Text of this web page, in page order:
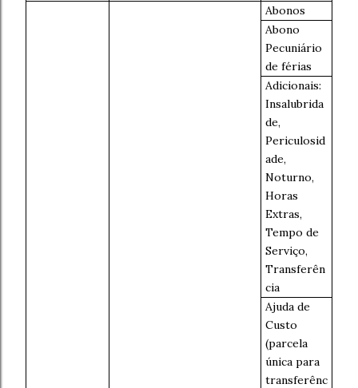
Abonos
Abono
Pecuniário
de férias
Adicionais:
Insalubrida
de,
Periculosid
ade,
Noturno,
Horas
Extras,
Tempo de
Serviço,
Transferên
cia
Ajuda de
Custo
(parcela
única para
transferênc